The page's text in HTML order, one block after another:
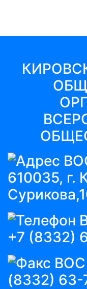
610035, г.
+7 (8332)
(8332) 63-